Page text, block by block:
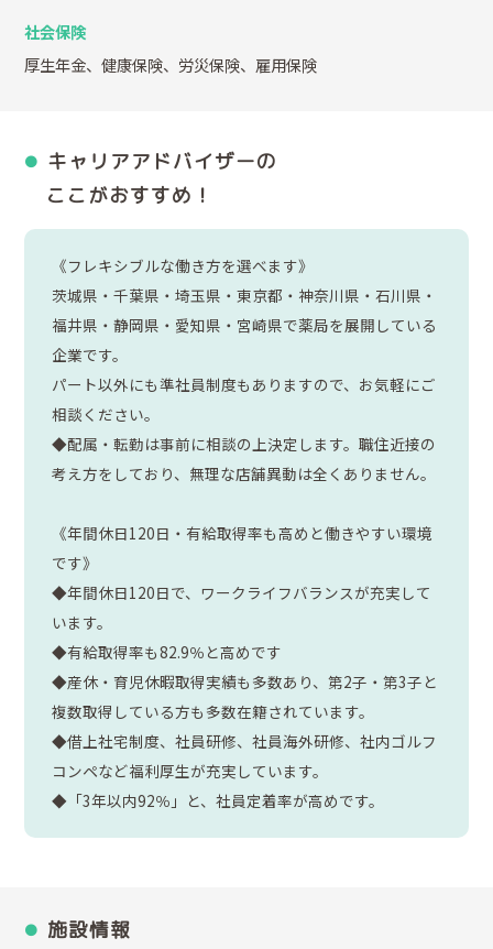
社会保険
厚生年金、健康保険、労災保険、雇用保険
キャリアアドバイザーの
ここがおすすめ！
《フレキシブルな働き方を選べます》
茨城県・千葉県・埼玉県・東京都・神奈川県・石川県・
福井県・静岡県・愛知県・宮崎県で薬局を展開している
企業です。
パート以外にも準社員制度もありますので、お気軽にご
相談ください。
◆配属・転勤は事前に相談の上決定します。職住近接の
考え方をしており、無理な店舗異動は全くありません。
《年間休日120日・有給取得率も高めと働きやすい環境
です》
◆年間休日120日で、ワークライフバランスが充実して
います。
◆有給取得率も82.9％と高めです
◆産休・育児休暇取得実績も多数あり、第2子・第3子と
複数取得している方も多数在籍されています。
◆借上社宅制度、社員研修、社員海外研修、社内ゴルフ
コンペなど福利厚生が充実しています。
◆「3年以内92％」と、社員定着率が高めです。
施設情報